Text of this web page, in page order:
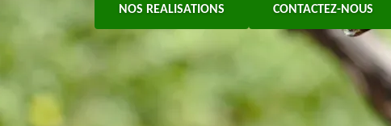
NOS REALISATIONS CONTACTEZ-NOUS